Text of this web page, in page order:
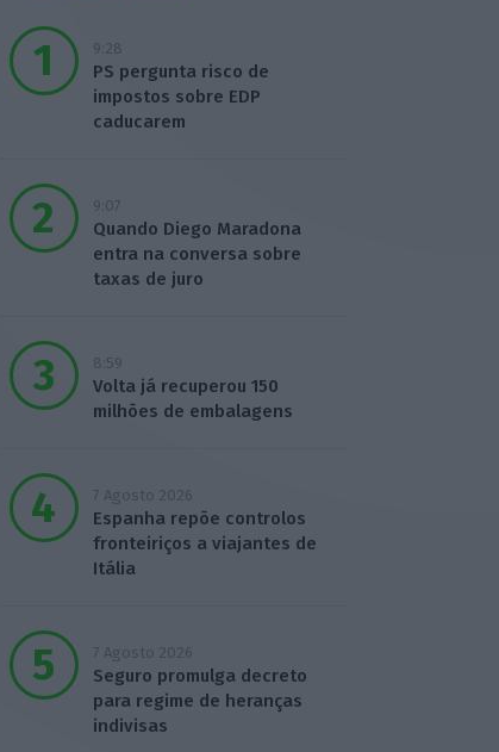
9:28
PS pergunta risco de
impostos sobre EDP
caducarem
9:07
Quando Diego Maradona
entra na conversa sobre
taxas de juro
8:59
Volta já recuperou 150
milhões de embalagens
7 Agosto 2026
Espanha repõe controlos
fronteiriços a viajantes de
Itália
7 Agosto 2026
Seguro promulga decreto
para regime de heranças
indivisas